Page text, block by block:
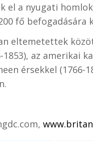
el a nyugati
fő befogadására
eltemetettek
1853), az amerikai
érsekkel (1766-